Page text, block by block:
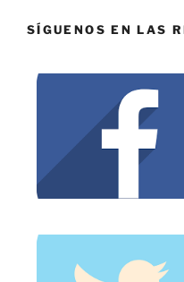
SÍGUENOS EN LAS